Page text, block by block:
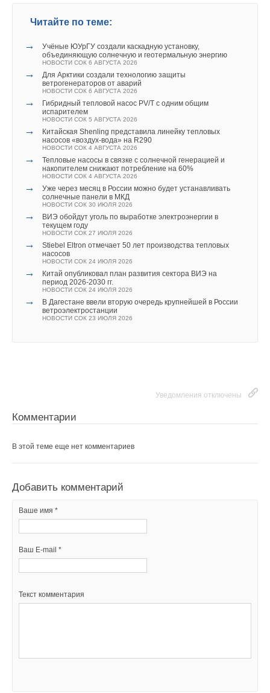
Читайте по теме:
→
Учёные ЮУрГУ создали каскадную установку,
объединяющую солнечную и геотермальную энергию
НОВОСТИ СОК 6 АВГУСТА 2026
→
Для Арктики создали технологию защиты
ветрогенераторов от аварий
НОВОСТИ СОК 6 АВГУСТА 2026
→
Гибридный тепловой насос PV/T с одним общим
испарителем
НОВОСТИ СОК 5 АВГУСТА 2026
→
Китайская Shenling представила линейку тепловых
насосов «воздух-вода» на R290
НОВОСТИ СОК 4 АВГУСТА 2026
→
Тепловые насосы в связке с солнечной генерацией и
накопителем снижают потребление на 60%
НОВОСТИ СОК 4 АВГУСТА 2026
→
Уже через месяц в России можно будет устанавливать
солнечные панели в МКД
НОВОСТИ СОК 30 ИЮЛЯ 2026
→
ВИЭ обойдут уголь по выработке электроэнергии в
текущем году
НОВОСТИ СОК 27 ИЮЛЯ 2026
→
Stiebel Eltron отмечает 50 лет производства тепловых
насосов
НОВОСТИ СОК 24 ИЮЛЯ 2026
→
Китай опубликовал план развития сектора ВИЭ на
период 2026-2030 гг.
НОВОСТИ СОК 24 ИЮЛЯ 2026
→
В Дагестане ввели вторую очередь крупнейшей в России
ветроэлектростанции
НОВОСТИ СОК 23 ИЮЛЯ 2026
Уведомления отключены
Комментарии
В этой теме еще нет комментариев
Добавить комментарий
Ваше имя *
Ваш E-mail *
Текст комментария